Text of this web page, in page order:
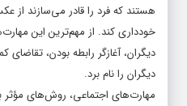
خودداری کند. از مهم‌ترین این
دیگران، آغازگر رابطه بودن،
دیگران را نام برد.
مهارت‌های اجتماعی، روش‌های مؤثر
تعامل با دیگران است. نارسایی در